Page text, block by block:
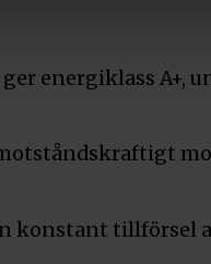
energiklass A+,
konstant